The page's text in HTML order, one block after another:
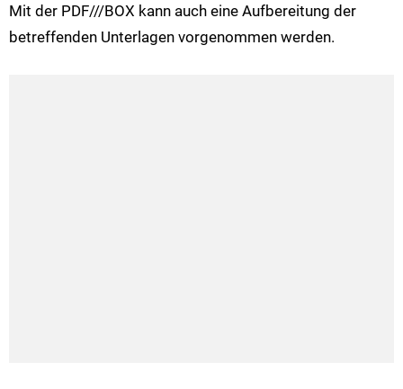
Mit der PDF///BOX kann auch eine Aufbereitung der
betreffenden Unterlagen vorgenommen werden.